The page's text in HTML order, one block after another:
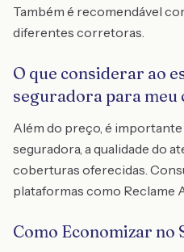
Também é recomendável
diferentes corretoras.
O que considerar ao
seguradora para meu
Além do preço, é
seguradora, a qualidade do
coberturas oferecidas.
plataformas como Reclame
Como Economizar no